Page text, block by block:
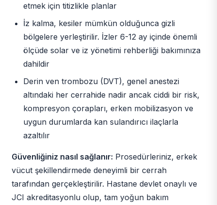
etmek için titizlikle planlar
İz kalma, kesiler mümkün olduğunca gizli
bölgelere yerleştirilir. İzler 6-12 ay içinde önemli
ölçüde solar ve iz yönetimi rehberliği bakımınıza
dahildir
Derin ven trombozu (DVT), genel anestezi
altındaki her cerrahide nadir ancak ciddi bir risk,
kompresyon çorapları, erken mobilizasyon ve
uygun durumlarda kan sulandırıcı ilaçlarla
azaltılır
Güvenliğiniz nasıl sağlanır: Prosedürleriniz, erkek
vücut şekillendirmede deneyimli bir cerrah
tarafından gerçekleştirilir. Hastane devlet onaylı ve
JCI akreditasyonlu olup, tam yoğun bakım